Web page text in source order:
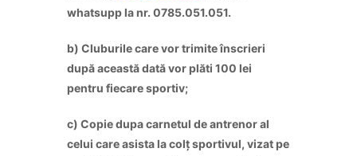
whatsupp la nr. 0785.051.051.
b) Cluburile care vor trimite înscrieri
după această dată vor plăti 100 lei
pentru fiecare sportiv;
c) Copie dupa carnetul de antrenor al
celui care asista la colț sportivul, vizat pe